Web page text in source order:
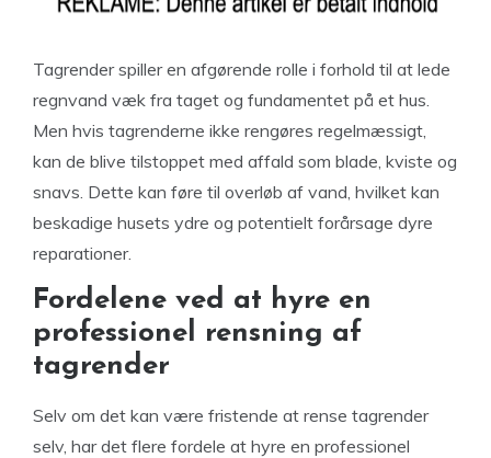
Tagrender spiller en afgørende rolle i forhold til at lede
regnvand væk fra taget og fundamentet på et hus.
Men hvis tagrenderne ikke rengøres regelmæssigt,
kan de blive tilstoppet med affald som blade, kviste og
snavs. Dette kan føre til overløb af vand, hvilket kan
beskadige husets ydre og potentielt forårsage dyre
reparationer.
Fordelene ved at hyre en
professionel rensning af
tagrender
Selv om det kan være fristende at rense tagrender
selv, har det flere fordele at hyre en professionel